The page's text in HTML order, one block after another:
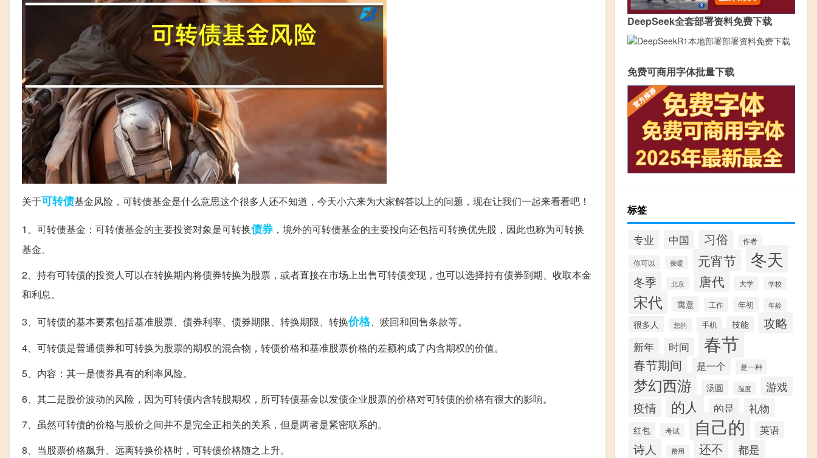
关于可转债基金风险，可转债基金是什么意思这个很多人还不知道，今天小六来为大家解答以上的问题，现在让我们一起来看看吧！
1、可转债基金：可转债基金的主要投资对象是可转换债券，境外的可转债基金的主要投向还包括可转换优先股，因此也称为可转换
基金。
2、持有可转债的投资人可以在转换期内将债券转换为股票，或者直接在市场上出售可转债变现，也可以选择持有债券到期、收取本金
和利息。
3、可转债的基本要素包括基准股票、债券利率、债券期限、转换期限、转换价格、赎回和回售条款等。
4、可转债是普通债券和可转换为股票的期权的混合物，转债价格和基准股票价格的差额构成了内含期权的价值。
5、内容：其一是债券具有的利率风险。
6、其二是股价波动的风险，因为可转债内含转股期权，所可转债基金以发债企业股票的价格对可转债的价格有很大的影响。
7、虽然可转债的价格与股价之间并不是完全正相关的关系，但是两者是紧密联系的。
8、当股票价格飙升、远离转换价格时，可转债价格随之上升。
DeepSeek全套部署资料免费下载
免费可商用字体批量下载
标签
专业 中国 习俗 作者
你可以 保暖 元宵节 冬天
冬季 北京 唐代 大学 学校
宋代 寓意 工作 年初 年龄
很多人 您的 手机 技能 攻略
新年 时间 春节
春节期间 是一个 是一种
梦幻西游 汤圆 温度
游戏
疫情
的人 的是 礼物
红包 考试 自己的 英语
诗人 费用 还不 都是